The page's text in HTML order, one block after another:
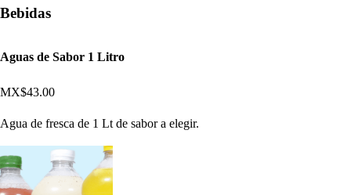
Bebidas
Aguas de Sabor 1 Litro
MX$43.00
Agua de fresca de 1 Lt de sabor a elegir.